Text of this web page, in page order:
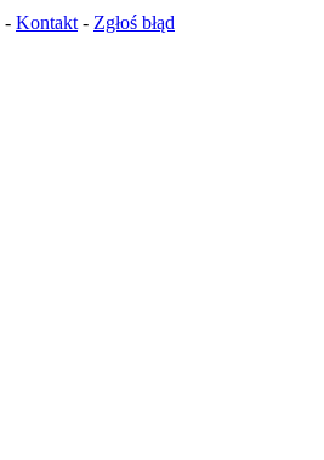
- Kontakt - Zgłoś błąd